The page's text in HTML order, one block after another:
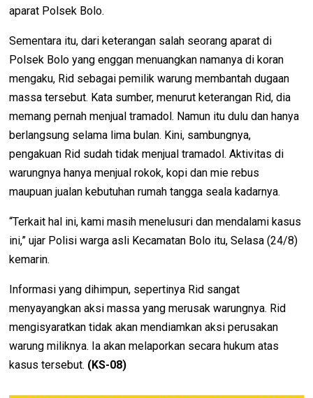
aparat Polsek Bolo.
Sementara itu, dari keterangan salah seorang aparat di
Polsek Bolo yang enggan menuangkan namanya di koran
mengaku, Rid sebagai pemilik warung membantah dugaan
massa tersebut. Kata sumber, menurut keterangan Rid, dia
memang pernah menjual tramadol. Namun itu dulu dan hanya
berlangsung selama lima bulan. Kini, sambungnya,
pengakuan Rid sudah tidak menjual tramadol. Aktivitas di
warungnya hanya menjual rokok, kopi dan mie rebus
maupuan jualan kebutuhan rumah tangga seala kadarnya.
“Terkait hal ini, kami masih menelusuri dan mendalami kasus
ini,” ujar Polisi warga asli Kecamatan Bolo itu, Selasa (24/8)
kemarin.
Informasi yang dihimpun, sepertinya Rid sangat
menyayangkan aksi massa yang merusak warungnya. Rid
mengisyaratkan tidak akan mendiamkan aksi perusakan
warung miliknya. Ia akan melaporkan secara hukum atas
kasus tersebut. (KS-08)